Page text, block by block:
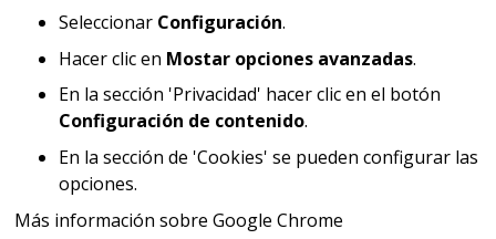
Seleccionar Configuración.
Hacer clic en Mostar opciones avanzadas.
En la sección 'Privacidad' hacer clic en el botón
Configuración de contenido.
En la sección de 'Cookies' se pueden configurar las
opciones.
Más información sobre Google Chrome